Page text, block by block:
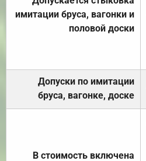
имитации бруса, вагонки и
половой доски
Допуски по имитации
бруса, вагонке, доске
В стоимость включена